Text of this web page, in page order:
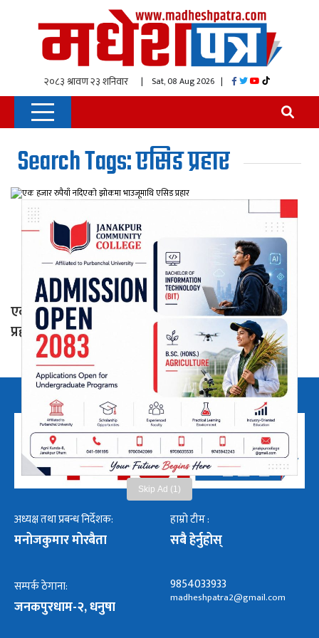
Skip Ad (1)
| Sat, 08 Aug 2026 |
Search Tags: एसिड प्रहार
एक हजार रुपैयाँ नदिएको झोकमा भाउजूमाथि एसिड
प्रहार
अध्यक्ष तथा प्रबन्ध निर्देशक:
मनोजकुमार मोरबैता
हाम्रो टीम :
सबै हेर्नुहोस्
सम्पर्क ठेगाना:
जनकपुरधाम-२, धनुषा
9854033933
madheshpatra2@gmail.com